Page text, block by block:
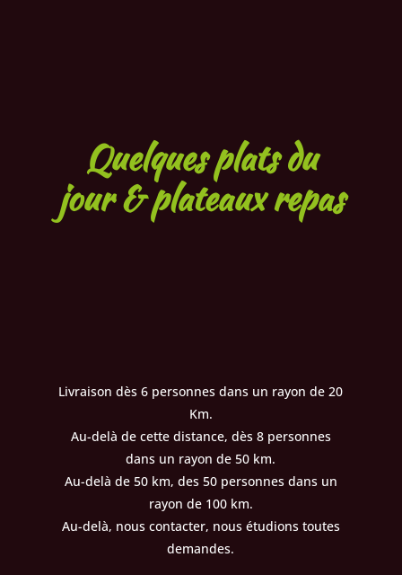
Quelques plats du
jour & plateaux repas
Livraison dès 6 personnes dans un rayon de 20
Km.
Au-delà de cette distance, dès 8 personnes
dans un rayon de 50 km.
Au-delà de 50 km, des 50 personnes dans un
rayon de 100 km.
Au-delà, nous contacter, nous étudions toutes
demandes.